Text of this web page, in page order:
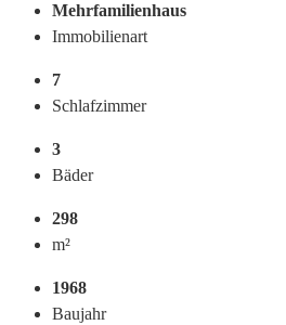
Mehrfamilienhaus
Immobilienart
7
Schlafzimmer
3
Bäder
298
m²
1968
Baujahr